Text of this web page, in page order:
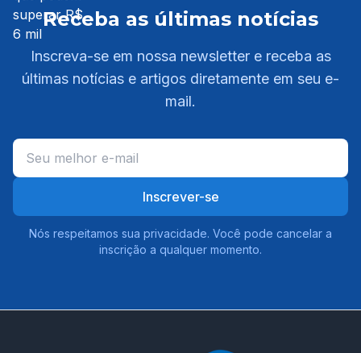
Receba as últimas notícias
Inscreva-se em nossa newsletter e receba as
últimas notícias e artigos diretamente em seu e-
mail.
Inscrever-se
Nós respeitamos sua privacidade. Você pode cancelar a
inscrição a qualquer momento.